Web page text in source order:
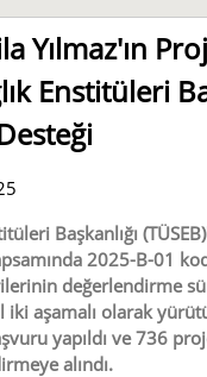
Yılmaz'ın
Enstitüleri
Başkanlığı
2025-B-01
değerlendirme
iki aşamalı olarak
yapıldı ve 736
alındı.